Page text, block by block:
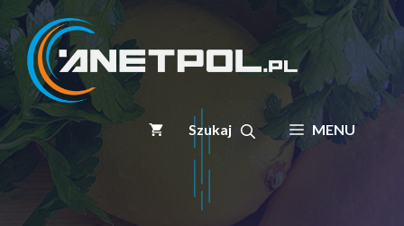
Przejdź
do
treści
MENU